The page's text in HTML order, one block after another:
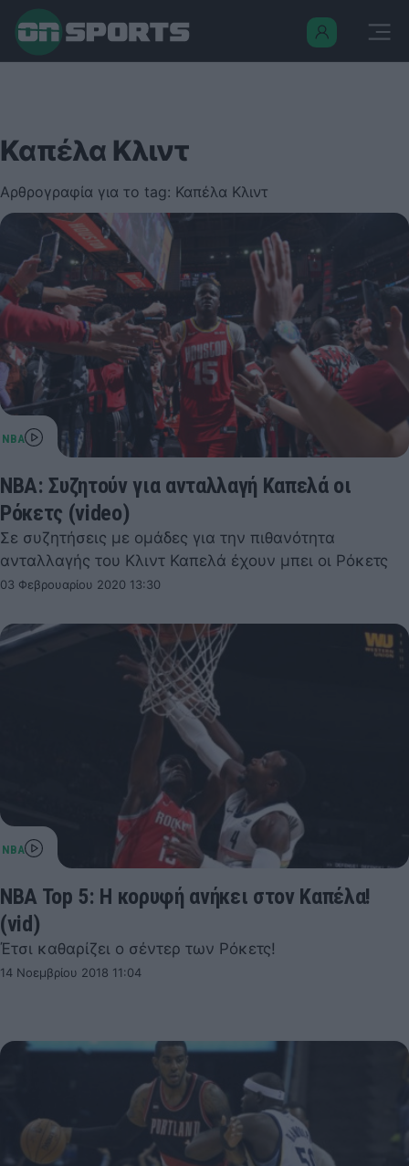
Καπέλα Κλιντ
Αρθρογραφία για το tag: Καπέλα Κλιντ
NBA: Συζητούν για ανταλλαγή Καπελά οι
Ρόκετς (video)
Σε συζητήσεις με ομάδες για την πιθανότητα
ανταλλαγής του Κλιντ Καπελά έχουν μπει οι Ρόκετς
03 Φεβρουαρίου 2020 13:30
NBA Top 5: Η κορυφή ανήκει στον Καπέλα!
(vid)
Έτσι καθαρίζει ο σέντερ των Ρόκετς!
14 Νοεμβρίου 2018 11:04